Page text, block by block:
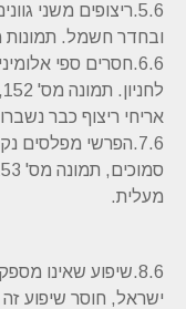
ובחדר חשמל. תמונות מס'
6.6.חסרים ספי
לחניון. תמונה מס' 152, כתוצאה מכך מספר
אריחי ריצוף כבר
סמוכים, תמונה מס' 153 ,כגון בבניין 13 מול
מעלית.
8.6.שיפוע שאינו
ישראל, חוסר שיפוע